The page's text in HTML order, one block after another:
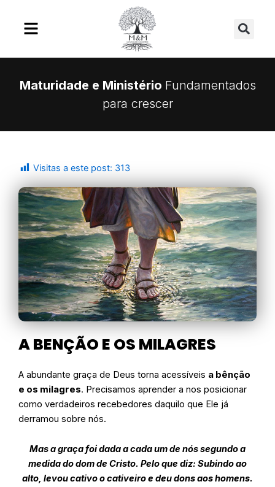
Maturidade e Ministério Fundamentados
para crescer
Visitas a este post: 313
A BENÇÃO E OS MILAGRES
A abundante graça de Deus torna acessíveis a bênção
e os milagres. Precisamos aprender a nos posicionar
como verdadeiros recebedores daquilo que Ele já
derramou sobre nós.
Mas a graça foi dada a cada um de nós segundo a
medida do dom de Cristo. Pelo que diz: Subindo ao
alto, levou cativo o cativeiro e deu dons aos homens.